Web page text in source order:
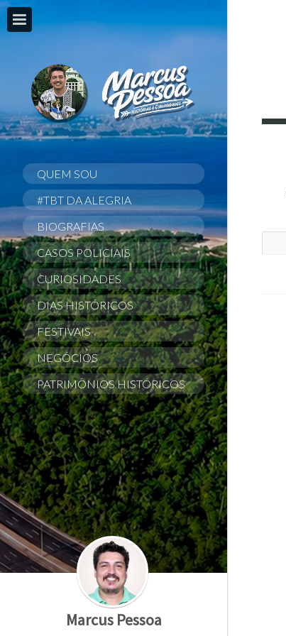
QUEM SOU
#TBT DA ALEGRIA
BIOGRAFIAS
CASOS POLICIAIS
CURIOSIDADES
DIAS HISTÓRICOS
FESTIVAIS
NEGÓCIOS
PATRIMÔNIOS HISTÓRICOS
Marcus Pessoa